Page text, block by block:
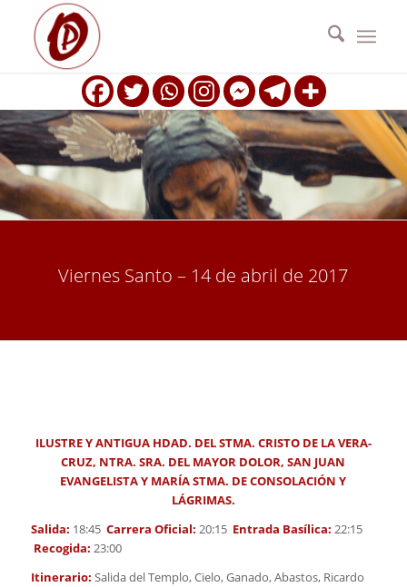
Viernes Santo – 14 de abril de 2017
ILUSTRE Y ANTIGUA HDAD. DEL STMA. CRISTO DE LA VERA-
CRUZ, NTRA. SRA. DEL MAYOR DOLOR, SAN JUAN
EVANGELISTA Y MARÍA STMA. DE CONSOLACIÓN Y
LÁGRIMAS.
Salida: 18:45 Carrera Oficial: 20:15 Entrada Basílica: 22:15
Recogida: 23:00
Itinerario: Salida del Templo, Cielo, Ganado, Abastos, Ricardo